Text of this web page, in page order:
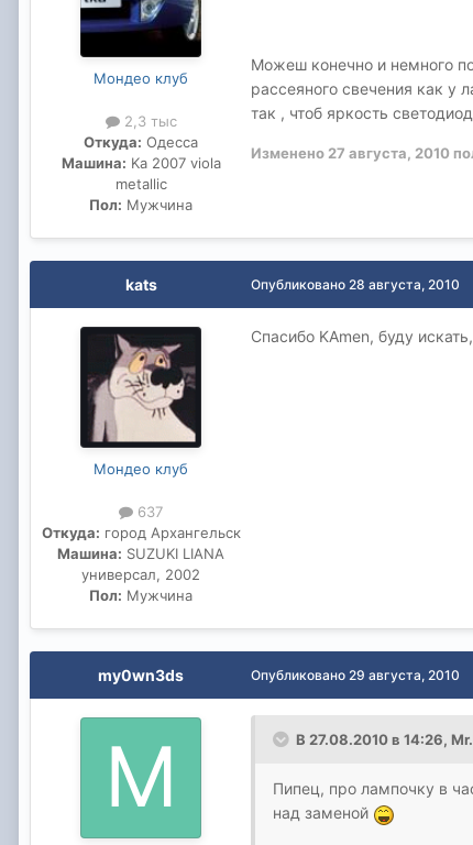
Мондео клуб
2,3 тыс
Откуда: Одесса
Машина: Ka 2007 viola
metallic
Пол: Мужчина
Можеш конечно и немного
рассеяного свечения как у
так , чтоб яркость
Изменено 27 августа, 2010
kats
Мондео клуб
637
Откуда: город Архангельск
Машина: SUZUKI LIANA
универсал, 2002
Пол: Мужчина
Опубликовано 28 августа, 2010
Спасибо KAmen, буду
my0wn3ds Опубликовано 29 августа, 2010
В 27.08.2010 в 14:26,
Пипец, про лампочку в
над заменой